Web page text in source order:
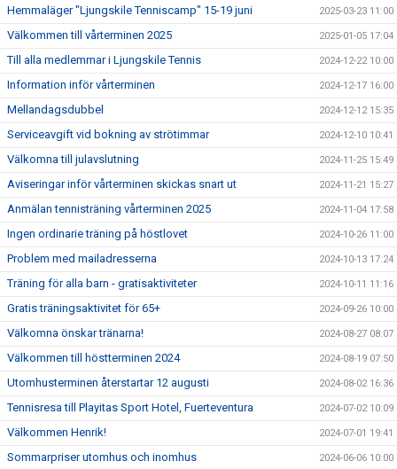
Hemmaläger "Ljungskile Tenniscamp" 15-19 juni 2025-03-23 11:00
Välkommen till vårterminen 2025 2025-01-05 17:04
Till alla medlemmar i Ljungskile Tennis 2024-12-22 10:00
Information inför vårterminen 2024-12-17 16:00
Mellandagsdubbel 2024-12-12 15:35
Serviceavgift vid bokning av strötimmar 2024-12-10 10:41
Välkomna till julavslutning 2024-11-25 15:49
Aviseringar inför vårterminen skickas snart ut 2024-11-21 15:27
Anmälan tennisträning vårterminen 2025 2024-11-04 17:58
Ingen ordinarie träning på höstlovet 2024-10-26 11:00
Problem med mailadresserna 2024-10-13 17:24
Träning för alla barn - gratisaktiviteter 2024-10-11 11:16
Gratis träningsaktivitet för 65+ 2024-09-26 10:00
Välkomna önskar tränarna! 2024-08-27 08:07
Välkommen till höstterminen 2024 2024-08-19 07:50
Utomhusterminen återstartar 12 augusti 2024-08-02 16:36
Tennisresa till Playitas Sport Hotel, Fuerteventura 2024-07-02 10:09
Välkommen Henrik! 2024-07-01 19:41
Sommarpriser utomhus och inomhus 2024-06-06 10:00